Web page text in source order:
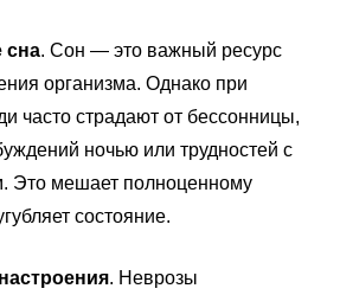
сна. Сон — это важный ресурс
организма. Однако при
часто страдают от бессонницы,
ночью или трудностей с
Это мешает полноценному
состояние.
. Неврозы